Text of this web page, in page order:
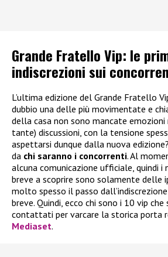
Grande Fratello Vip: le
indiscrezioni sui
L’ultima edizione del Grande Fratello
dubbio una delle più movimentate e
della casa non sono mancate
tante) discussioni, con la tensione
aspettarsi dunque dalla nuova
da chi saranno i concorrenti. Al
alcuna comunicazione ufficiale, quindi i
breve a scoprire sono solamente delle
molto spesso il passo
breve. Quindi, ecco chi sono i 10 vip
contattati per varcare la storica porta
Mediaset.